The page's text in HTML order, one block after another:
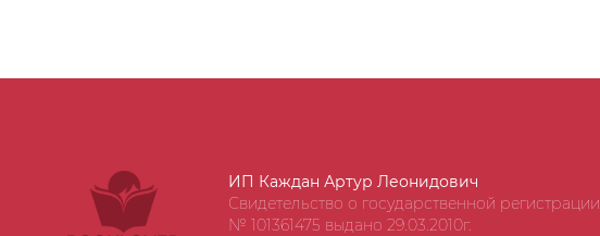
ИП Каждан Артур Леонидович
Свидетельство о государственной регистрации
№ 101361475 выдано 29.03.2010г.